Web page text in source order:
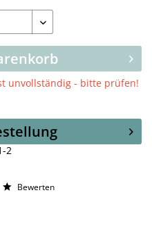
unvollständig - bitte prüfen!
2
Bewerten